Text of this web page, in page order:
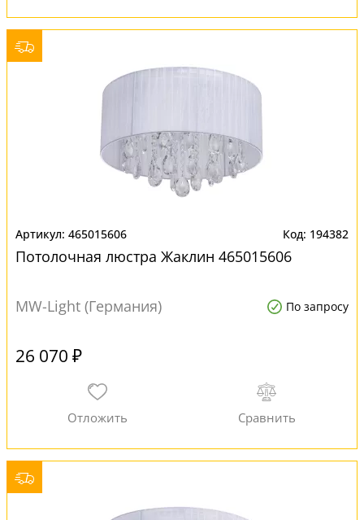
465015606 194382
Потолочная люстра Жаклин 465015606
MW-Light (Германия) По запросу
26 070 ₽